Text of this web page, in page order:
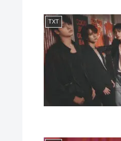
TXT